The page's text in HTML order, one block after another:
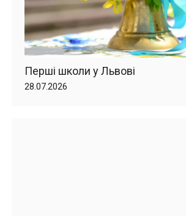
Перші школи у Львові
28.07.2026